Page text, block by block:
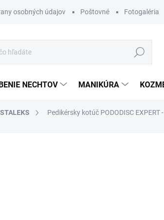
osobných údajov Poštovné Fotogaléria
Hľadať
NECHTOV MANIKÚRA
Pedikérsky kotúč PODODISC EXPERT